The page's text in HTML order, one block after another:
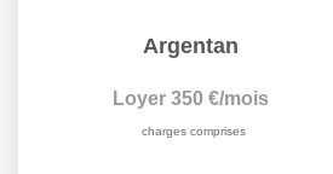
Argentan
Loyer 350 €/mois
charges comprises